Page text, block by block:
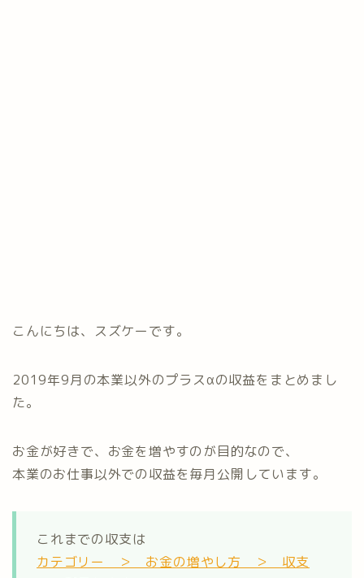
こんにちは、スズケーです。
2019年9月の本業以外のプラスαの収益をまとめまし
た。
お金が好きで、お金を増やすのが目的なので、
本業のお仕事以外での収益を毎月公開しています。
これまでの収支は
カテゴリー ＞ お金の増やし方 ＞ 収支